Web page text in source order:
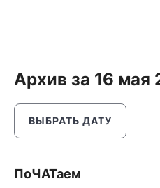
Архив за 16 мая
ВЫБРАТЬ ДАТУ
ПоЧАТаем